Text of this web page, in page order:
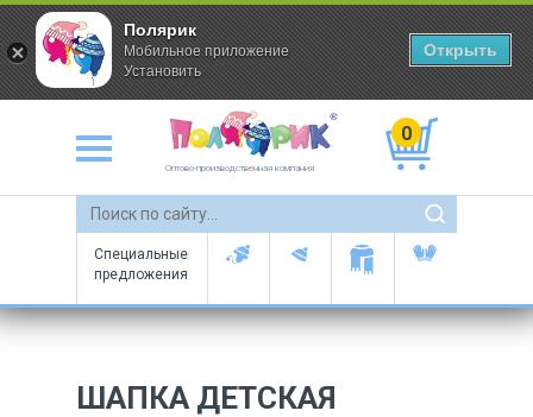
Оптово-производственная компания
0
Специальные
предложения
ШАПКА ДЕТСКАЯ
Полярик
Мобильное приложение
Установить
Открыть